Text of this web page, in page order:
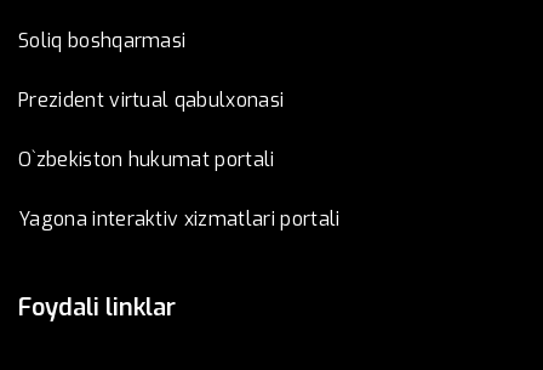
Soliq boshqarmasi
Prezident virtual qabulxonasi
O`zbekiston hukumat portali
Yagona interaktiv xizmatlari portali
Foydali linklar